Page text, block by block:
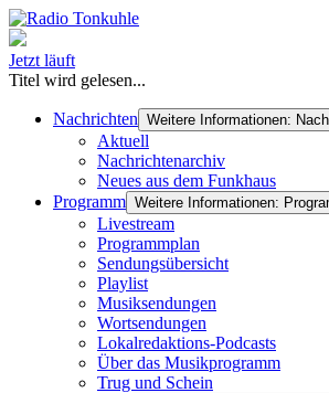
Jetzt läuft
Titel wird gelesen...
Nachrichten Weitere Informationen:
Aktuell
Nachrichtenarchiv
Neues aus dem Funkhaus
Programm Weitere Informationen:
Livestream
Programmplan
Sendungsübersicht
Playlist
Musiksendungen
Wortsendungen
Lokalredaktions-Podcasts
Über das Musikprogramm
Trug und Schein